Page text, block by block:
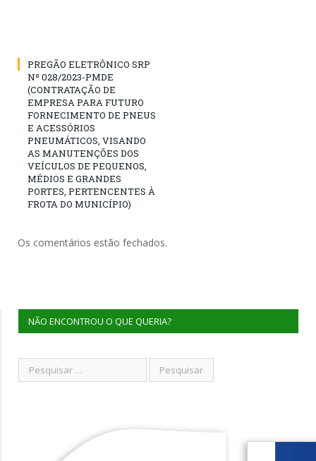
PREGÃO ELETRÔNICO SRP
Nº 028/2023-PMDE
(CONTRATAÇÃO DE
EMPRESA PARA FUTURO
FORNECIMENTO DE PNEUS
E ACESSÓRIOS
PNEUMÁTICOS, VISANDO
AS MANUTENÇÕES DOS
VEÍCULOS DE PEQUENOS,
MÉDIOS E GRANDES
PORTES, PERTENCENTES À
FROTA DO MUNICÍPIO)
Os comentários estão fechados.
NÃO ENCONTROU O QUE QUERIA?